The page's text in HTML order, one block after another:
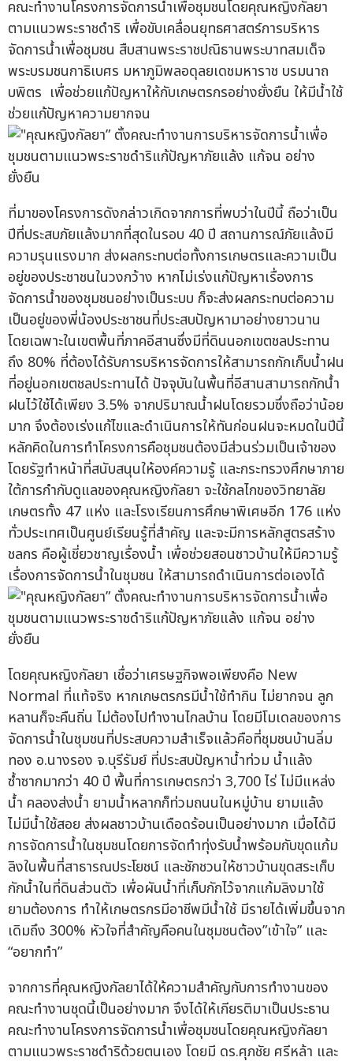
คณะทำงานโครงการจัดการน้ำเพื่อชุมชนโดยคุณหญิงกัลยา
ตามแนวพระราชดำริ เพื่อขับเคลื่อนยุทธศาสตร์การบริหาร
จัดการน้ำเพื่อชุมชน สืบสานพระราชปณิธานพระบาทสมเด็จ
พระบรมชนกาธิเบศร มหาภูมิพลอดุลยเดชมหาราช บรมนาถ
บพิตร เพื่อช่วยแก้ปัญหาให้กับเกษตรกรอย่างยั่งยืน ให้มีน้ำใช้
ช่วยแก้ปัญหาความยากจน
ที่มาของโครงการดังกล่าวเกิดจากการที่พบว่าในปีนี้ ถือว่าเป็น
ปีที่ประสบภัยแล้งมากที่สุดในรอบ 40 ปี สถานการณ์ภัยแล้งมี
ความรุนแรงมาก ส่งผลกระทบต่อทั้งการเกษตรและความเป็น
อยู่ของประชาชนในวงกว้าง หากไม่เร่งแก้ปัญหาเรื่องการ
จัดการน้ำของชุมชนอย่างเป็นระบบ ก็จะส่งผลกระทบต่อความ
เป็นอยู่ของพี่น้องประชาชนที่ประสบปัญหามาอย่างยาวนาน
โดยเฉพาะในเขตพื้นที่ภาคอีสานซึ่งมีที่ดินนอกเขตชลประทาน
ถึง 80% ที่ต้องได้รับการบริหารจัดการให้สามารถกักเก็บน้ำฝน
ที่อยู่นอกเขตชลประทานได้ ปัจจุบันในพื้นที่อีสานสามารถกักน้ำ
ฝนไว้ใช้ได้เพียง 3.5% จากปริมาณน้ำฝนโดยรวมซึ่งถือว่าน้อย
มาก จึงต้องเร่งแก้ไขและดำเนินการให้ทันก่อนฝนจะหมดในปีนี้
หลักคิดในการทำโครงการคือชุมชนต้องมีส่วนร่วมเป็นเจ้าของ
โดยรัฐทำหน้าที่สนับสนุนให้องค์ความรู้ และกระทรวงศึกษาภาย
ใต้การกำกับดูแลของคุณหญิงกัลยา จะใช้กลไกของวิทยาลัย
เกษตรทั้ง 47 แห่ง และโรงเรียนการศึกษาพิเศษอีก 176 แห่ง
ทั่วประเทศเป็นศูนย์เรียนรู้ที่สำคัญ และจะมีการหลักสูตรสร้าง
ชลกร คือผู้เชี่ยวชาญเรื่องน้ำ เพื่อช่วยสอนชาวบ้านให้มีความรู้
เรื่องการจัดการน้ำในชุมชน ให้สามารถดำเนินการต่อเองได้
โดยคุณหญิงกัลยา เชื่อว่าเศรษฐกิจพอเพียงคือ New
Normal ที่แท้จริง หากเกษตรกรมีน้ำใช้ทำกิน ไม่ยากจน ลูก
หลานก็จะคืนถิ่น ไม่ต้องไปทำงานไกลบ้าน โดยมีโมเดลของการ
จัดการน้ำในชุมชนที่ประสบความสำเร็จแล้วคือที่ชุมชนบ้านลิ่ม
ทอง อ.นางรอง จ.บุรีรัมย์ ที่ประสบปัญหาน้ำท่วม น้ำแล้ง
ซ้ำซากมากว่า 40 ปี พื้นที่การเกษตรกว่า 3,700 ไร่ ไม่มีแหล่ง
น้ำ คลองส่งน้ำ ยามน้ำหลากก็ท่วมถนนในหมู่บ้าน ยามแล้ง
ไม่มีน้ำใช้สอย ส่งผลชาวบ้านเดือดร้อนเป็นอย่างมาก เมื่อได้มี
การจัดการน้ำในชุมชนโดยการจัดทำทุ่งรับน้ำพร้อมกับขุดแก้ม
ลิงในพื้นที่สาธารณประโยชน์ และชักชวนให้ชาวบ้านขุดสระเก็บ
กักน้ำในที่ดินส่วนตัว เพื่อผันน้ำที่เก็บกักไว้จากแก้มลิงมาใช้
ยามต้องการ ทำให้เกษตรกรมีอาชีพมีน้ำใช้ มีรายได้เพิ่มขึ้นจาก
เดิมถึง 300% หัวใจที่สำคัญคือคนในชุมชนต้อง”เข้าใจ” และ
“อยากทำ”
จากการที่คุณหญิงกัลยาได้ให้ความสำคัญกับการทำงานของ
คณะทำงานชุดนี้เป็นอย่างมาก จึงได้ให้เกียรติมาเป็นประธาน
คณะทำงานโครงการจัดการน้ำเพื่อชุมชนโดยคุณหญิงกัลยา
ตามแนวพระราชดำริด้วยตนเอง โดยมี ดร.ศุภชัย ศรีหล้า และ